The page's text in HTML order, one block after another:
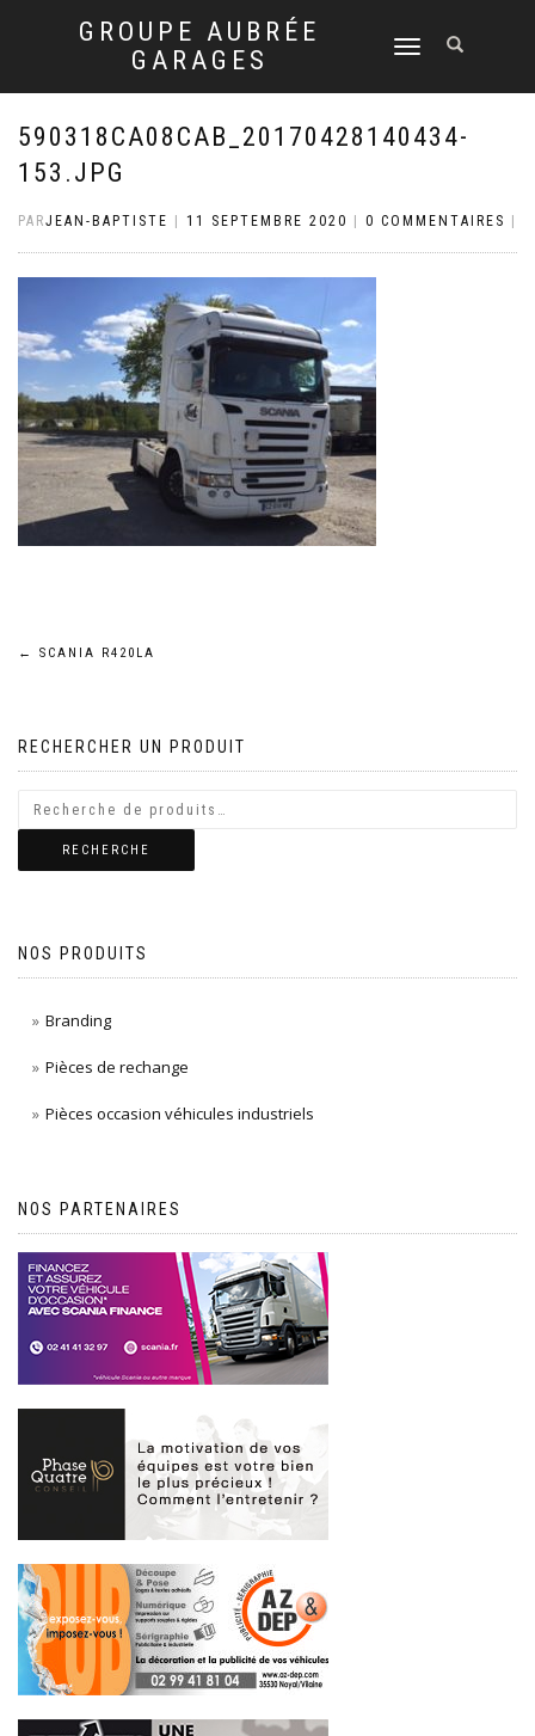
GROUPE AUBRÉE
GARAGES
DÉPLIER
NAVIGATION
590318CA08CAB_20170428140434-
153.JPG
PARJEAN-BAPTISTE 11 SEPTEMBRE 2020 0 COMMENTAIRES
Navigation
l’article
← SCANIA R420LA
RECHERCHER UN PRODUIT
RECHERCHE
NOS PRODUITS
Branding
Pièces de rechange
Pièces occasion véhicules industriels
NOS PARTENAIRES